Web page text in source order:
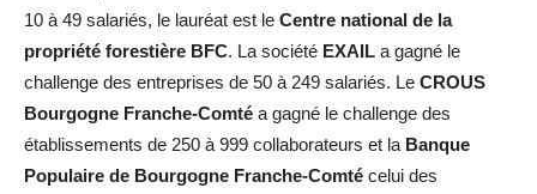
10 à 49 salariés, le lauréat est le Centre national de la
propriété forestière BFC. La société EXAIL a gagné le
challenge des entreprises de 50 à 249 salariés. Le CROUS
Bourgogne Franche-Comté a gagné le challenge des
établissements de 250 à 999 collaborateurs et la Banque
Populaire de Bourgogne Franche-Comté celui des